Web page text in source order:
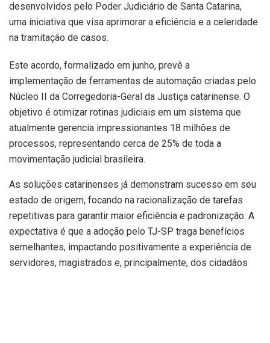
desenvolvidos pelo Poder Judiciário de Santa Catarina,
uma iniciativa que visa aprimorar a eficiência e a celeridade
na tramitação de casos.
Este acordo, formalizado em junho, prevê a
implementação de ferramentas de automação criadas pelo
Núcleo II da Corregedoria-Geral da Justiça catarinense. O
objetivo é otimizar rotinas judiciais em um sistema que
atualmente gerencia impressionantes 18 milhões de
processos, representando cerca de 25% de toda a
movimentação judicial brasileira.
As soluções catarinenses já demonstram sucesso em seu
estado de origem, focando na racionalização de tarefas
repetitivas para garantir maior eficiência e padronização. A
expectativa é que a adoção pelo TJ-SP traga benefícios
semelhantes, impactando positivamente a experiência de
servidores, magistrados e, principalmente, dos cidadãos